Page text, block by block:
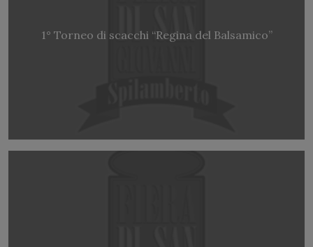
1° Torneo di scacchi “Regina del Balsamico”